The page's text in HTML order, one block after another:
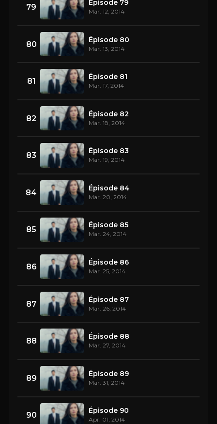
79 Épisode 79
Mar. 12, 2014
80 Épisode 80
Mar. 13, 2014
81 Épisode 81
Mar. 17, 2014
82 Épisode 82
Mar. 18, 2014
83 Épisode 83
Mar. 19, 2014
84 Épisode 84
Mar. 20, 2014
85 Épisode 85
Mar. 24, 2014
86 Épisode 86
Mar. 25, 2014
87 Épisode 87
Mar. 26, 2014
88 Épisode 88
Mar. 27, 2014
89 Épisode 89
Mar. 31, 2014
90 Épisode 90
Apr. 01, 2014